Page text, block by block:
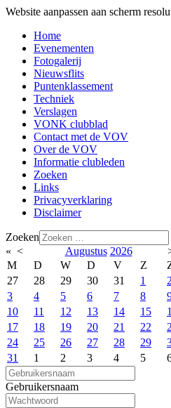
Website aanpassen aan scherm
Home
Evenementen
Fotogalerij
Nieuwsflits
Puntenklassement
Techniek
Verslagen
VONK clubblad
Contact met de VOV
Over de VOV
Informatie clubleden
Zoeken
Links
Privacyverklaring
Disclaimer
Zoeken
« < Augustus 2026
M
D W D V Z
27
28 29 30 31 1
2
3
4 5 6 7 8
10
11 12 13 14 15
17
18 19 20 21 22
24
25 26 27 28 29
31
1 2 3 4 5
Gebruikersnaam